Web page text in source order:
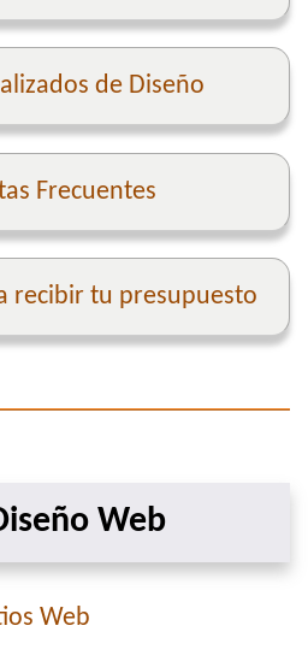
de Diseño
Frecuentes
recibir tu presupuesto
Web
Web